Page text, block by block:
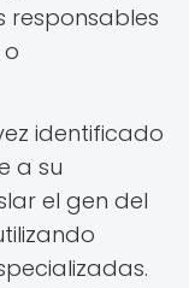
responsables
identificado
a su
el gen del